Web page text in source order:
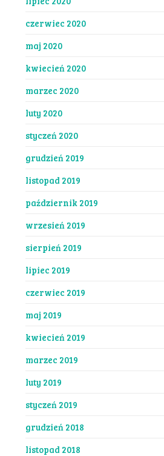
czerwiec 2020
maj 2020
kwiecień 2020
marzec 2020
luty 2020
styczeń 2020
grudzień 2019
listopad 2019
październik 2019
wrzesień 2019
sierpień 2019
lipiec 2019
czerwiec 2019
maj 2019
kwiecień 2019
marzec 2019
luty 2019
styczeń 2019
grudzień 2018
listopad 2018